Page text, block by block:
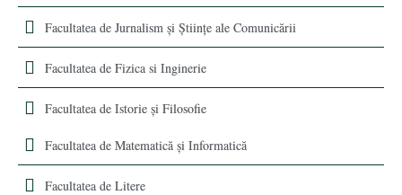
Facultatea de Jurnalism şi Ştiinţe ale Comunicării
Facultatea de Fizica si Inginerie
Facultatea de Istorie şi Filosofie
Facultatea de Matematică şi Informatică
Facultatea de Litere